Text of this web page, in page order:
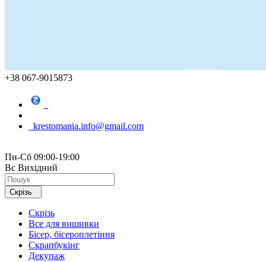
+38 067-9015873
krestomania.info@gmail.com
Пн-Сб 09:00-19:00
Вс Вихідний
Скрізь
Скрізь
Все для вишивки
Бісер, бісероплетіння
Скрапбукінг
Декупаж